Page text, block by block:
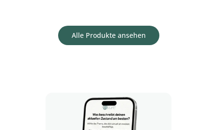
Alle Produkte ansehen